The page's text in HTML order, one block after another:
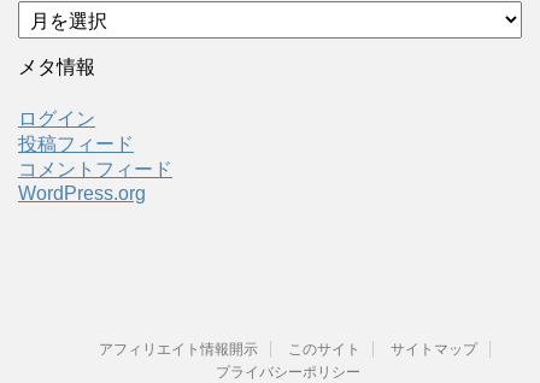
ア
ー
カ
ブ
メタ情報
ログイン
投稿フィード
コメントフィード
WordPress.org
アフィリエイト情報開示 このサイト
サイトマップ
プライバシーポリシー